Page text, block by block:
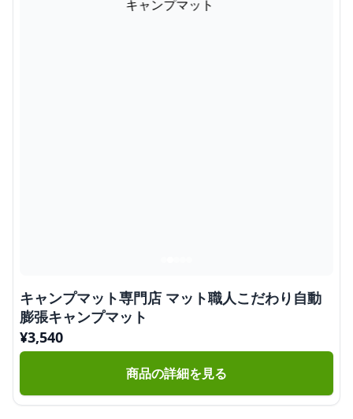
キャンプマット専門店 マット職人こだわり自動
膨張キャンプマット
¥3,540
商品の詳細を見る